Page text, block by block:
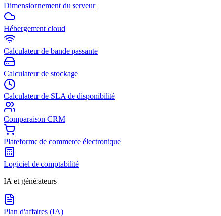
Dimensionnement du serveur
Hébergement cloud
Calculateur de bande passante
Calculateur de stockage
Calculateur de SLA de disponibilité
Comparaison CRM
Plateforme de commerce électronique
Logiciel de comptabilité
IA et générateurs
Plan d'affaires (IA)